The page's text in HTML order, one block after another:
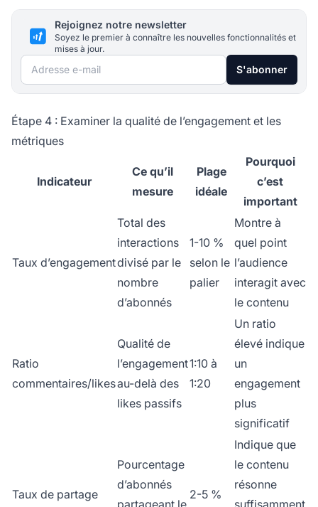
Rejoignez notre newsletter
Soyez le premier à connaître les nouvelles fonctionnalités et
mises à jour.
Adresse e-mail S'abonner
Étape 4 : Examiner la qualité de l’engagement et les
métriques
Indicateur
Ce qu’il
mesure
Plage
idéale
Pourquoi
c’est
important
Taux d’engagement
Total des
interactions
divisé par le
nombre
d’abonnés
1-10 %
selon le
palier
Montre à
quel point
l’audience
interagit avec
le contenu
Ratio
commentaires/likes
Qualité de
l’engagement
au-delà des
likes passifs
1:10 à
1:20
Un ratio
élevé indique
un
engagement
plus
significatif
Taux de partage
Pourcentage
d’abonnés
partageant le
2-5 %
Indique que
le contenu
résonne
suffisamment